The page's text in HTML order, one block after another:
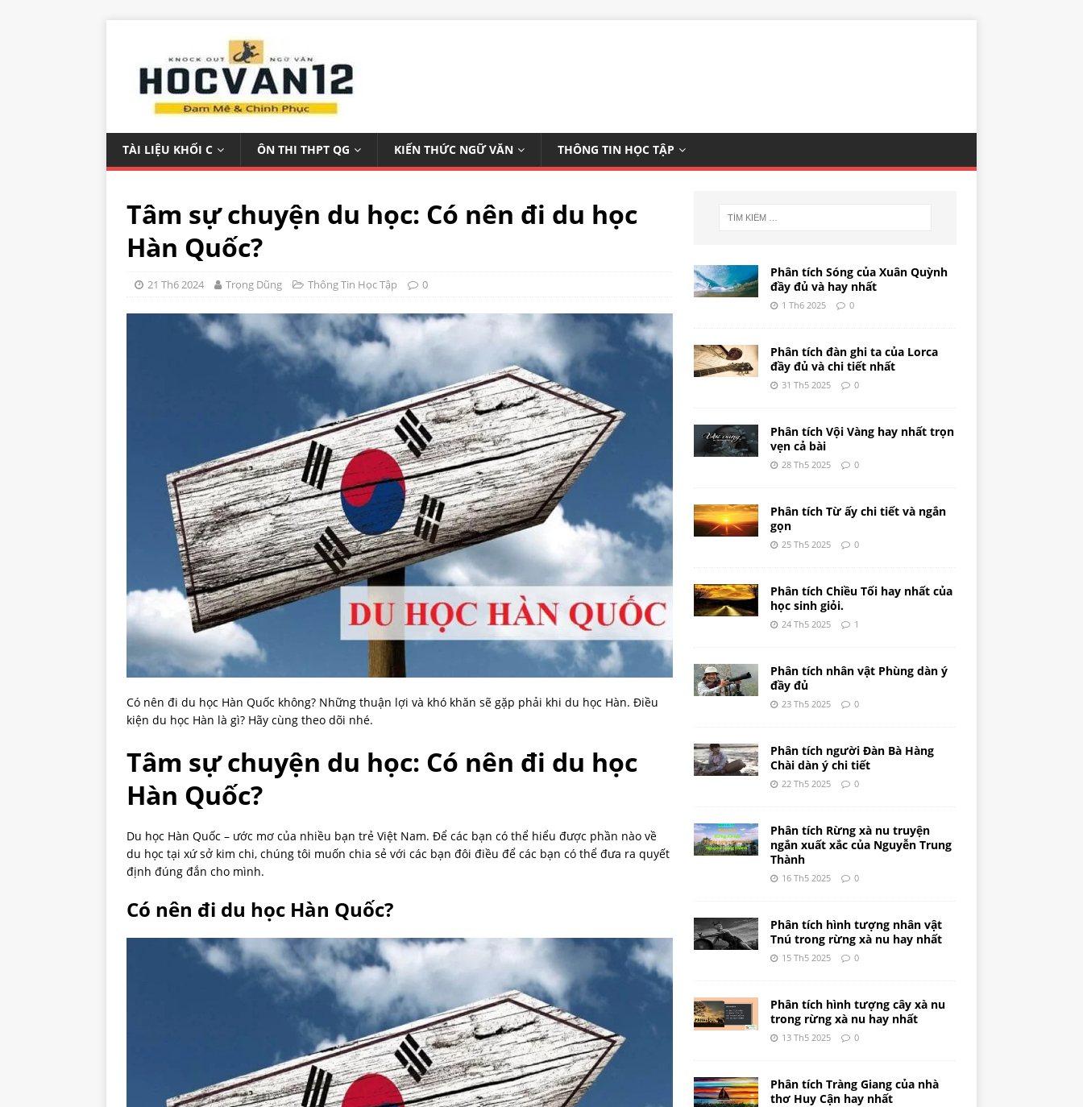
TÀI LIỆU KHỐI C ÔN THI THPT QG KIẾN THỨC NGỮ VĂN THÔNG TIN HỌC TẬP
Tâm sự chuyện du học: Có nên đi du học
Hàn Quốc?
21 Th6 2024 Trọng Dũng Thông Tin Học Tập 0
Có nên đi du học Hàn Quốc không? Những thuận lợi và khó khăn sẽ gặp phải khi du học Hàn. Điều
kiện du học Hàn là gì? Hãy cùng theo dõi nhé.
Tâm sự chuyện du học: Có nên đi du học
Hàn Quốc?
Du học Hàn Quốc – ước mơ của nhiều bạn trẻ Việt Nam. Để các bạn có thể hiểu được phần nào về
du học tại xứ sở kim chi, chúng tôi muốn chia sẻ với các bạn đôi điều để các bạn có thể đưa ra quyết
định đúng đắn cho mình.
Có nên đi du học Hàn Quốc?
Phân tích Sóng của Xuân Quỳnh
đầy đủ và hay nhất
1 Th6 2025 0
Phân tích đàn ghi ta của Lorca
đầy đủ và chi tiết nhất
31 Th5 2025 0
Phân tích Vội Vàng hay nhất trọn
vẹn cả bài
28 Th5 2025 0
Phân tích Từ ấy chi tiết và ngắn
gọn
25 Th5 2025 0
Phân tích Chiều Tối hay nhất của
học sinh giỏi.
24 Th5 2025 1
Phân tích nhân vật Phùng dàn ý
đầy đủ
23 Th5 2025 0
Phân tích người Đàn Bà Hàng
Chài dàn ý chi tiết
22 Th5 2025 0
Phân tích Rừng xà nu truyện
ngắn xuất xắc của Nguyễn Trung
Thành
16 Th5 2025 0
Phân tích hình tượng nhân vật
Tnú trong rừng xà nu hay nhất
15 Th5 2025 0
Phân tích hình tượng cây xà nu
trong rừng xà nu hay nhất
13 Th5 2025 0
Phân tích Tràng Giang của nhà
thơ Huy Cận hay nhất